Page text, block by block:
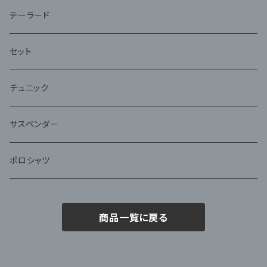
テーラード
セット
チュニック
サスペンダー
ポロシャツ
商品一覧に戻る